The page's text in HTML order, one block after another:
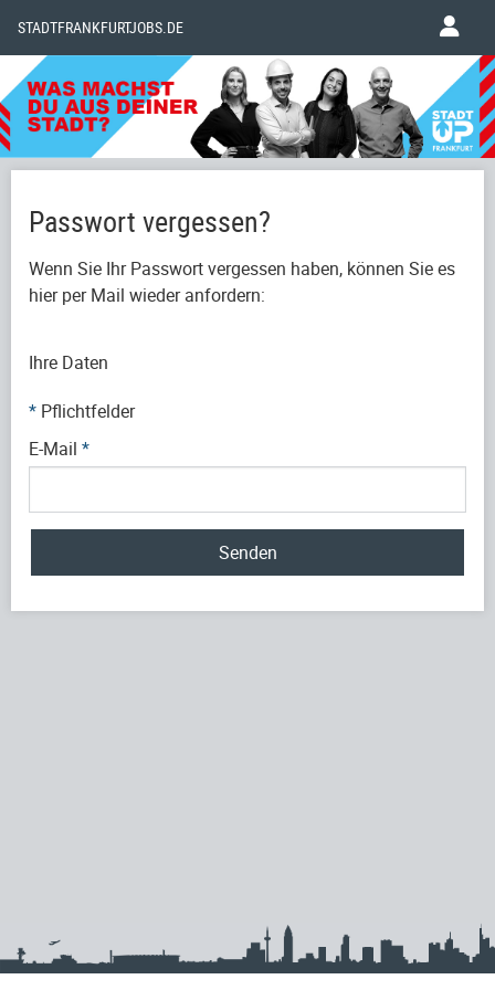
STADTFRANKFURTJOBS.DE
Passwort vergessen?
Wenn Sie Ihr Passwort vergessen haben, können Sie es
hier per Mail wieder anfordern:
Ihre Daten
* Pflichtfelder
E-Mail *
Senden